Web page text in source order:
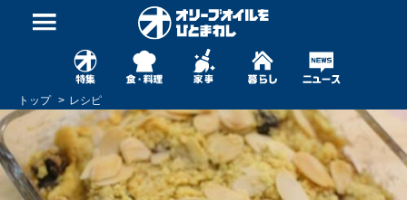
トップ レシピ